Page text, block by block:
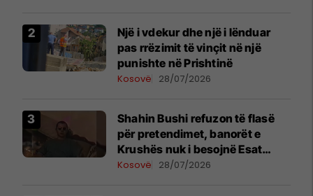
Një i vdekur dhe një i lënduar
pas rrëzimit të vinçit në një
punishte në Prishtinë
Kosovë 28/07/2026
Shahin Bushi refuzon të flasë
për pretendimet, banorët e
Krushës nuk i besojnë Esat
Shalës
Kosovë 28/07/2026